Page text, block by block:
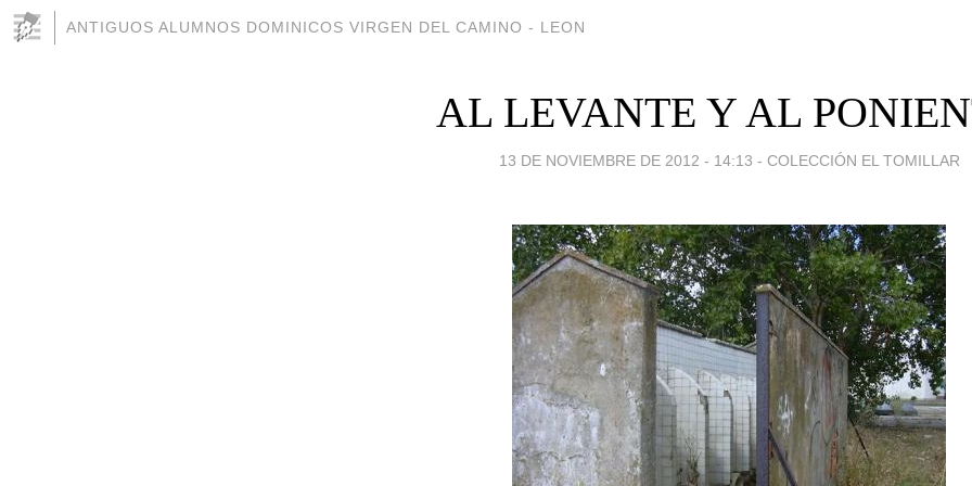
ANTIGUOS ALUMNOS DOMINICOS VIRGEN DEL CAMINO - LEON
AL LEVANTE Y AL
13 DE NOVIEMBRE DE 2012 - 14:13 - COLECCIÓN EL TOMILLAR